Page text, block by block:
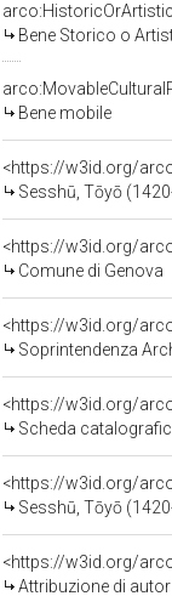
Bene Storico o
Bene mobile
<https://w3id.org/
Sesshū, Tōyō
<https://w3id.org/
Comune di Genova
<https://w3id.org/
Soprintendenza
<https://w3id.org/
Scheda
<https://w3id.org/
Sesshū, Tōyō
<https://w3id.org/
Attribuzione di